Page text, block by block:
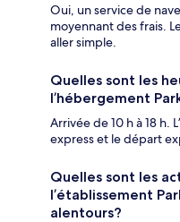
Oui, un service de
moyennant des frais.
aller simple.
Quelles sont les
l’hébergement
Arrivée de 10 h à 18 h.
express et le départ
Quelles sont les
l’établissement
alentours?